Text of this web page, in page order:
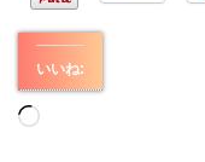
いいね:
読